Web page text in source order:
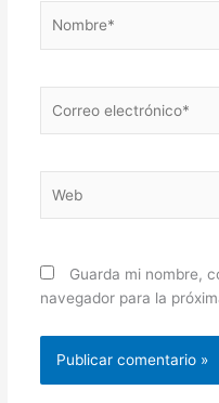
electrónico*
Guarda mi nombre,
navegador para la